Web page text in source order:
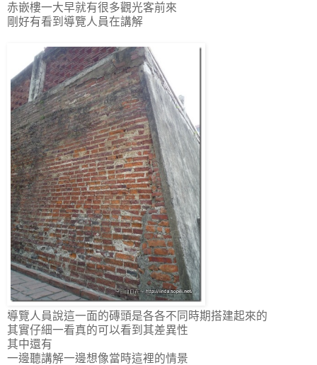
赤嵌樓一大早就有很多觀光客前來
剛好有看到導覽人員在講解
導覽人員說這一面的磚頭是各各不同時期搭建起來的
其實仔細一看真的可以看到其差異性
其中還有
一邊聽講解一邊想像當時這裡的情景